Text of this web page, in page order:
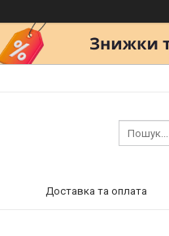
Доставка та оплата